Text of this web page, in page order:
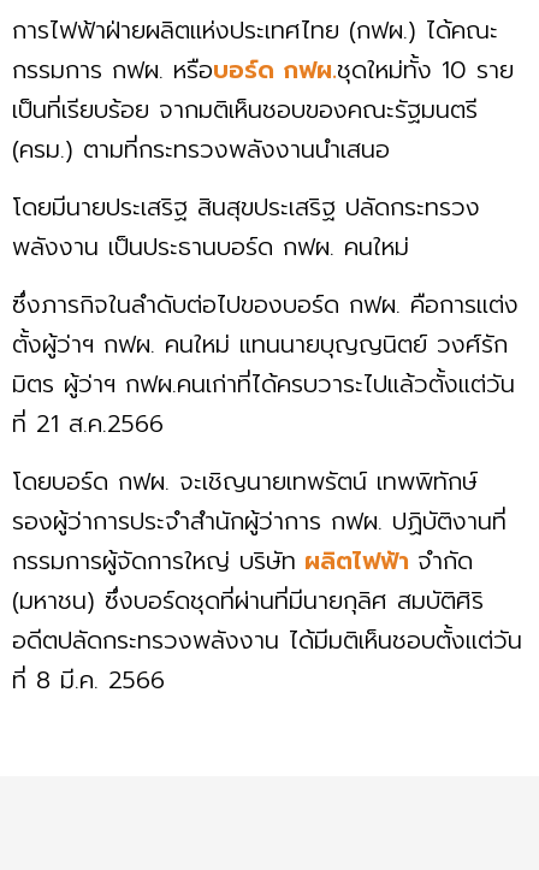
การไฟฟ้าฝ่ายผลิตแห่งประเทศไทย (กฟผ.) ได้คณะ
กรรมการ กฟผ. หรือบอร์ด กฟผ.ชุดใหม่ทั้ง 10 ราย
เป็นที่เรียบร้อย จากมติเห็นชอบของคณะรัฐมนตรี
(ครม.) ตามที่กระทรวงพลังงานนำเสนอ
โดยมีนายประเสริฐ สินสุขประเสริฐ ปลัดกระทรวง
พลังงาน เป็นประธานบอร์ด กฟผ. คนใหม่
ซึ่งภารกิจในลำดับต่อไปของบอร์ด กฟผ. คือการแต่ง
ตั้งผู้ว่าฯ กฟผ. คนใหม่ แทนนายบุญญนิตย์ วงศ์รัก
มิตร ผู้ว่าฯ กฟผ.คนเก่าที่ได้ครบวาระไปแล้วตั้งแต่วัน
ที่ 21 ส.ค.2566
โดยบอร์ด กฟผ. จะเชิญนายเทพรัตน์ เทพพิทักษ์
รองผู้ว่าการประจำสำนักผู้ว่าการ กฟผ. ปฏิบัติงานที่
กรรมการผู้จัดการใหญ่ บริษัท ผลิตไฟฟ้า จำกัด
(มหาชน) ซึ่งบอร์ดชุดที่ผ่านที่มีนายกุลิศ สมบัติศิริ
อดีตปลัดกระทรวงพลังงาน ได้มีมติเห็นชอบตั้งแต่วัน
ที่ 8 มี.ค. 2566